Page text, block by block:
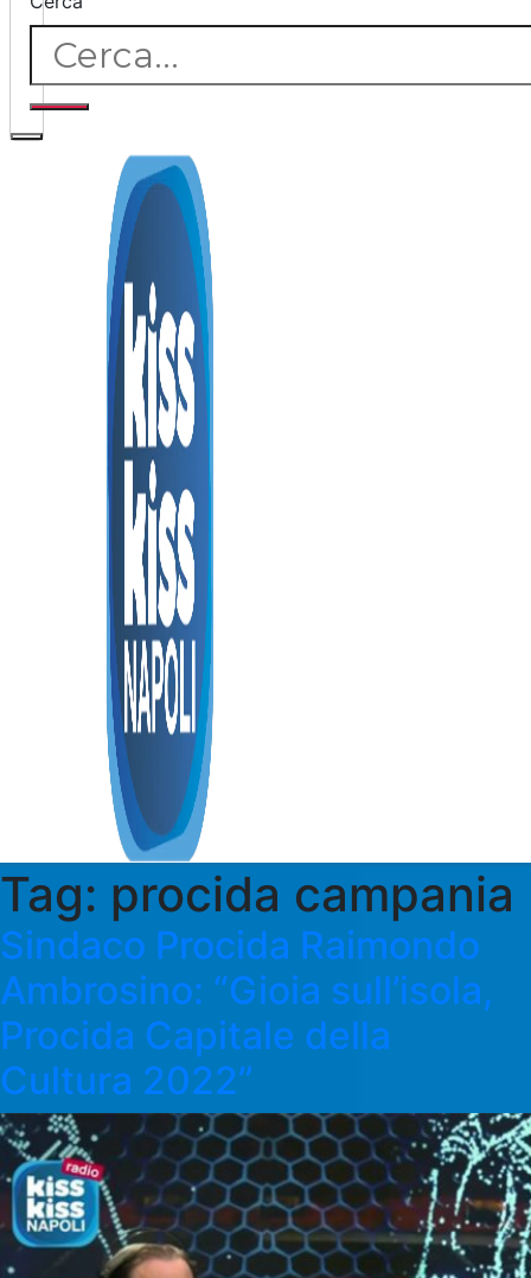
Tag: procida campania
Sindaco Procida Raimondo
Ambrosino: “Gioia sull’isola,
Procida Capitale della
Cultura 2022”